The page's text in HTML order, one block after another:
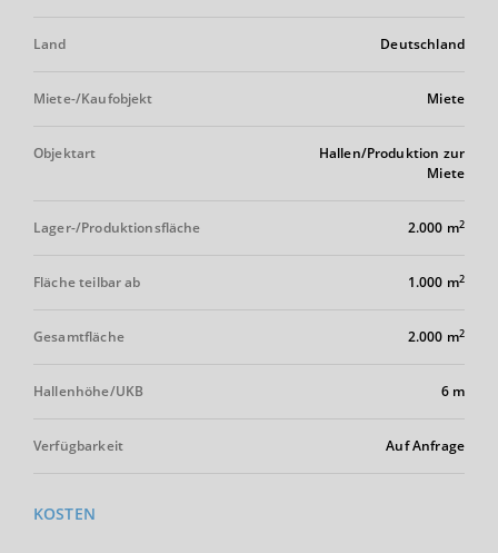
Land Deutschland
Miete-/Kaufobjekt Miete
Objektart
Hallen/Produktion zur
Miete
Lager-/Produktionsfläche 2.000 m2
Fläche teilbar ab 1.000 m2
Gesamtfläche 2.000 m2
Hallenhöhe/UKB 6 m
Verfügbarkeit Auf Anfrage
KOSTEN